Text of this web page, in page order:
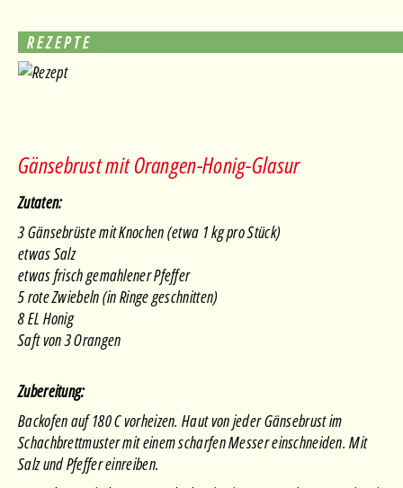
REZEPTE
Gänsebrust mit Orangen-Honig-Glasur
Zutaten:
3 Gänsebrüste mit Knochen (etwa 1 kg pro Stück)
etwas Salz
etwas frisch gemahlener Pfeffer
5 rote Zwiebeln (in Ringe geschnitten)
8 EL Honig
Saft von 3 Orangen
Zubereitung:
Backofen auf 180 C vorheizen. Haut von jeder Gänsebrust im
Schachbrettmuster mit einem scharfen Messer einschneiden. Mit
Salz und Pfeffer einreiben.